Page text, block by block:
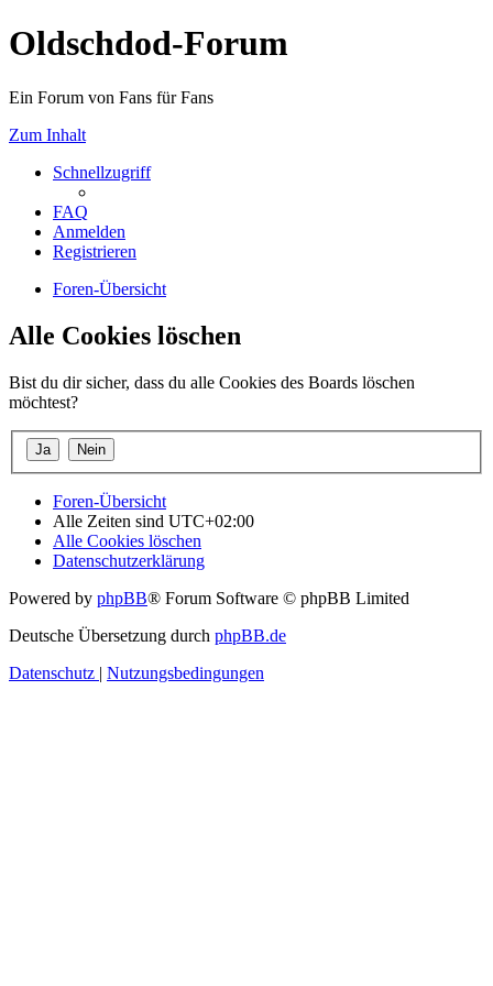
Oldschdod-Forum
Ein Forum von Fans für Fans
Zum Inhalt
Schnellzugriff
FAQ
Anmelden
Registrieren
Foren-Übersicht
Alle Cookies löschen
Bist du dir sicher, dass du alle Cookies des Boards löschen
möchtest?
Foren-Übersicht
Alle Zeiten sind UTC+02:00
Alle Cookies löschen
Datenschutzerklärung
Powered by phpBB® Forum Software © phpBB Limited
Deutsche Übersetzung durch phpBB.de
Datenschutz | Nutzungsbedingungen